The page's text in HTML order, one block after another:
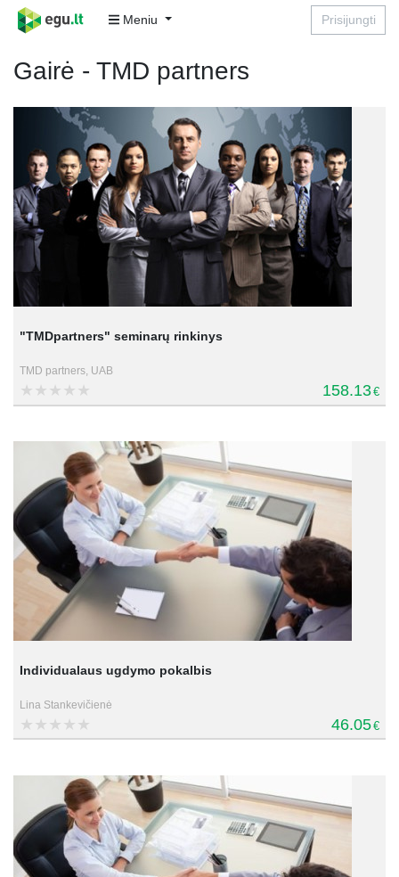
Meniu Prisijungti
Gairė - TMD partners
"TMDpartners" seminarų rinkinys
TMD partners, UAB
158.13€
Individualaus ugdymo pokalbis
Lina Stankevičienė
46.05€